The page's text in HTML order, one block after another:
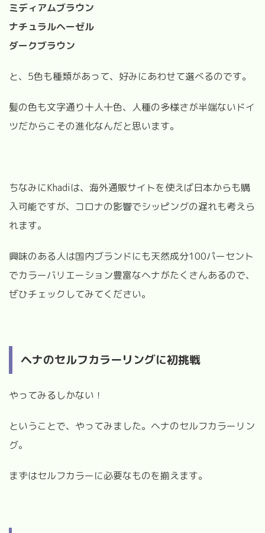
ミディアムブラウン
ナチュラルヘーゼル
ダークブラウン
と、5色も種類があって、好みにあわせて選べるのです。
髪の色も文字通り十人十色、人種の多様さが半端ないドイ
ツだからこその進化なんだと思います。
ちなみにKhadiは、海外通販サイトを使えば日本からも購
入可能ですが、コロナの影響でシッピングの遅れも考えら
れます。
興味のある人は国内ブランドにも天然成分100パーセント
でカラーバリエーション豊富なヘナがたくさんあるので、
ぜひチェックしてみてください。
ヘナのセルフカラーリングに初挑戦
やってみるしかない！
ということで、やってみました。ヘナのセルフカラーリン
グ。
まずはセルフカラーに必要なものを揃えます。